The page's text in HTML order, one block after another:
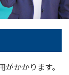
かかります。